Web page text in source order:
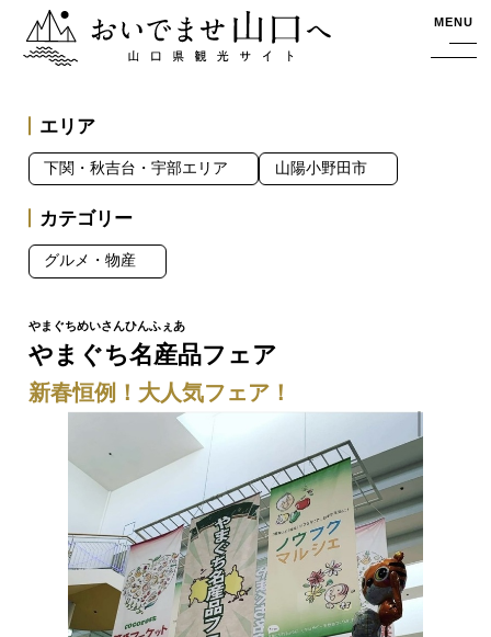
おいでませ山口へー山口県観光サイト MENU
やまぐち名産品フェア
新春恒例！大人気フェア！
エリア
下関・秋吉台・宇部エリア 山陽小野田市
カテゴリー
グルメ・物産